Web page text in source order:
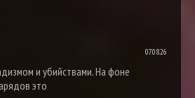
07.08.26
и убийствами. На фоне
это